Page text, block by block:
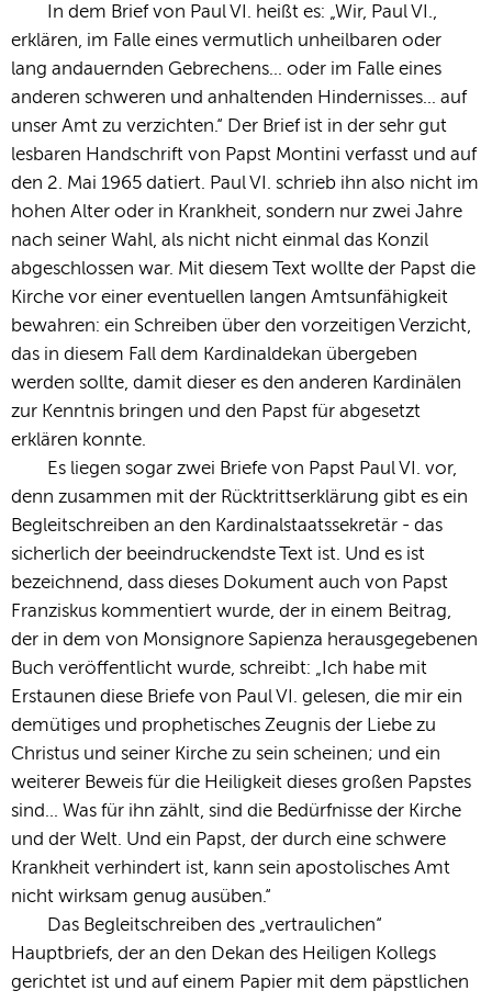
In dem Brief von Paul VI. heißt es: „Wir, Paul VI.,
erklären, im Falle eines vermutlich unheilbaren oder
lang andauernden Gebrechens... oder im Falle eines
anderen schweren und anhaltenden Hindernisses... auf
unser Amt zu verzichten.“ Der Brief ist in der sehr gut
lesbaren Handschrift von Papst Montini verfasst und auf
den 2. Mai 1965 datiert. Paul VI. schrieb ihn also nicht im
hohen Alter oder in Krankheit, sondern nur zwei Jahre
nach seiner Wahl, als nicht nicht einmal das Konzil
abgeschlossen war. Mit diesem Text wollte der Papst die
Kirche vor einer eventuellen langen Amtsunfähigkeit
bewahren: ein Schreiben über den vorzeitigen Verzicht,
das in diesem Fall dem Kardinaldekan übergeben
werden sollte, damit dieser es den anderen Kardinälen
zur Kenntnis bringen und den Papst für abgesetzt
erklären konnte.
Es liegen sogar zwei Briefe von Papst Paul VI. vor,
denn zusammen mit der Rücktrittserklärung gibt es ein
Begleitschreiben an den Kardinalstaatssekretär - das
sicherlich der beeindruckendste Text ist. Und es ist
bezeichnend, dass dieses Dokument auch von Papst
Franziskus kommentiert wurde, der in einem Beitrag,
der in dem von Monsignore Sapienza herausgegebenen
Buch veröffentlicht wurde, schreibt: „Ich habe mit
Erstaunen diese Briefe von Paul VI. gelesen, die mir ein
demütiges und prophetisches Zeugnis der Liebe zu
Christus und seiner Kirche zu sein scheinen; und ein
weiterer Beweis für die Heiligkeit dieses großen Papstes
sind... Was für ihn zählt, sind die Bedürfnisse der Kirche
und der Welt. Und ein Papst, der durch eine schwere
Krankheit verhindert ist, kann sein apostolisches Amt
nicht wirksam genug ausüben.“
Das Begleitschreiben des „vertraulichen“
Hauptbriefs, der an den Dekan des Heiligen Kollegs
gerichtet ist und auf einem Papier mit dem päpstlichen